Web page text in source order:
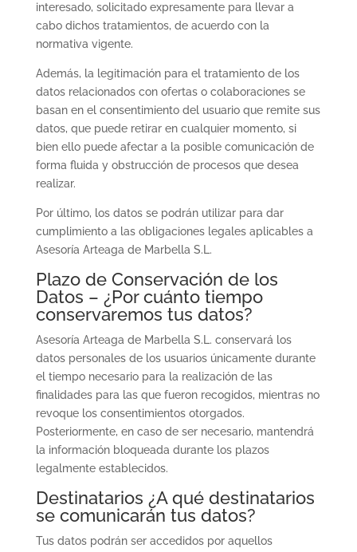
interesado, solicitado expresamente para llevar a
cabo dichos tratamientos, de acuerdo con la
normativa vigente.
Además, la legitimación para el tratamiento de los
datos relacionados con ofertas o colaboraciones se
basan en el consentimiento del usuario que remite sus
datos, que puede retirar en cualquier momento, si
bien ello puede afectar a la posible comunicación de
forma fluida y obstrucción de procesos que desea
realizar.
Por último, los datos se podrán utilizar para dar
cumplimiento a las obligaciones legales aplicables a
Asesoría Arteaga de Marbella S.L.
Plazo de Conservación de los
Datos – ¿Por cuánto tiempo
conservaremos tus datos?
Asesoría Arteaga de Marbella S.L. conservará los
datos personales de los usuarios únicamente durante
el tiempo necesario para la realización de las
finalidades para las que fueron recogidos, mientras no
revoque los consentimientos otorgados.
Posteriormente, en caso de ser necesario, mantendrá
la información bloqueada durante los plazos
legalmente establecidos.
Destinatarios ¿A qué destinatarios
se comunicarán tus datos?
Tus datos podrán ser accedidos por aquellos